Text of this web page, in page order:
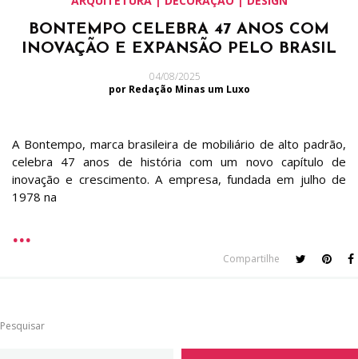
BONTEMPO CELEBRA 47 ANOS COM
INOVAÇÃO E EXPANSÃO PELO BRASIL
04/08/2025
por Redação Minas um Luxo
A Bontempo, marca brasileira de mobiliário de alto padrão,
celebra 47 anos de história com um novo capítulo de
inovação e crescimento. A empresa, fundada em julho de
1978 na
Compartilhe
Pesquisar